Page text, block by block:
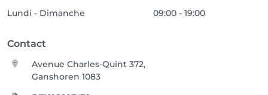
Lundi - Dimanche 09:00 - 19:00
Contact
Avenue Charles-Quint 372,
Ganshoren 1083